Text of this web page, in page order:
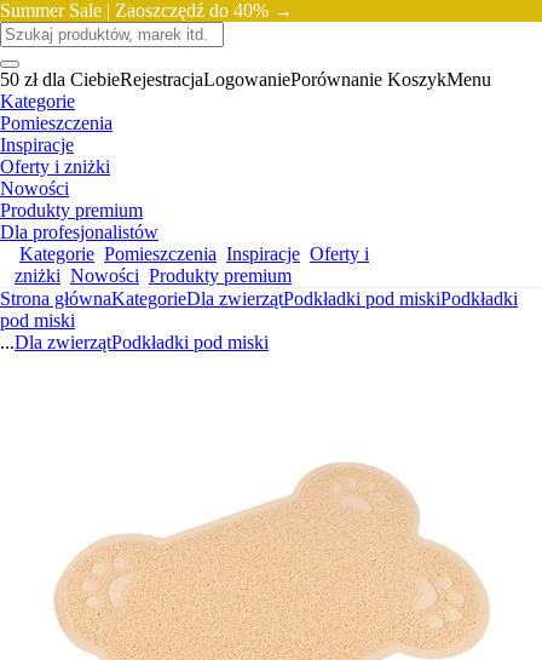
Summer Sale | Zaoszczędź do 40% →
50 zł dla CiebieRejestracjaLogowaniePorównanie KoszykMenu
Kategorie
Pomieszczenia
Inspiracje
Oferty i zniżki
Nowości
Produkty premium
Dla profesjonalistów
Kategorie Pomieszczenia Inspiracje Oferty i
zniżki Nowości Produkty premium
Strona głównaKategorieDla zwierzątPodkładki pod miskiPodkładki
pod miski
...Dla zwierzątPodkładki pod miski